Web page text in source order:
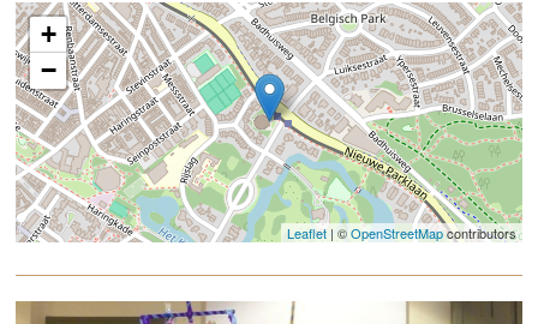
+
−
Leaflet| ©OpenStreetMapcontributors